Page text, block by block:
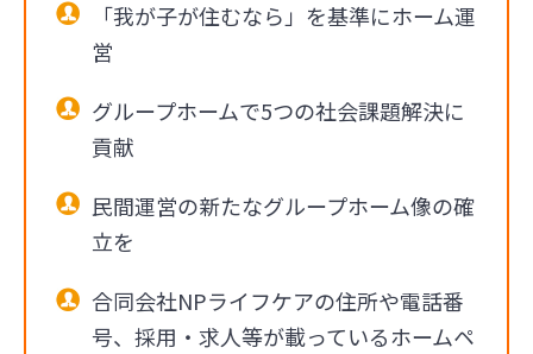
「我が子が住むなら」を基準にホーム運
営
グループホームで5つの社会課題解決に
貢献
民間運営の新たなグループホーム像の確
立を
合同会社NPライフケアの住所や電話番
号、採用・求人等が載っているホームペ